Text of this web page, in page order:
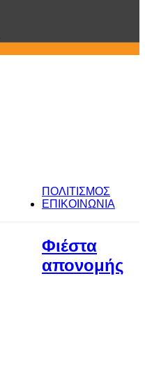
ΠΟΛΙΤΙΣΜΟΣ
ΕΠΙΚΟΙΝΩΝΙΑ
Φιέστα
απονομής